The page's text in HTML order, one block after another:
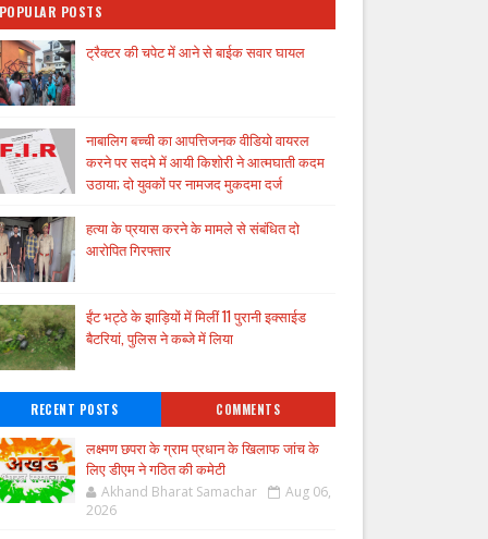
POPULAR POSTS
ट्रैक्टर की चपेट में आने से बाईक सवार घायल
नाबालिग बच्ची का आपत्तिजनक वीडियो वायरल
करने पर सदमे में आयी किशोरी ने आत्मघाती कदम
उठाया; दो युवकों पर नामजद मुकदमा दर्ज
हत्या के प्रयास करने के मामले से संबंधित दो
आरोपित गिरफ्तार
ईंट भट्ठे के झाड़ियों में मिलीं 11 पुरानी इक्साईड
बैटरियां, पुलिस ने कब्जे में लिया
RECENT POSTS COMMENTS
लक्ष्मण छपरा के ग्राम प्रधान के खिलाफ जांच के
लिए डीएम ने गठित की कमेटी
Akhand Bharat Samachar
Aug 06,
2026